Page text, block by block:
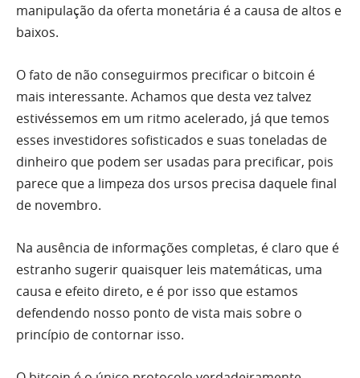
manipulação da oferta monetária é a causa de altos e
baixos.
O fato de não conseguirmos precificar o bitcoin é
mais interessante. Achamos que desta vez talvez
estivéssemos em um ritmo acelerado, já que temos
esses investidores sofisticados e suas toneladas de
dinheiro que podem ser usadas para precificar, pois
parece que a limpeza dos ursos precisa daquele final
de novembro.
Na ausência de informações completas, é claro que é
estranho sugerir quaisquer leis matemáticas, uma
causa e efeito direto, e é por isso que estamos
defendendo nosso ponto de vista mais sobre o
princípio de contornar isso.